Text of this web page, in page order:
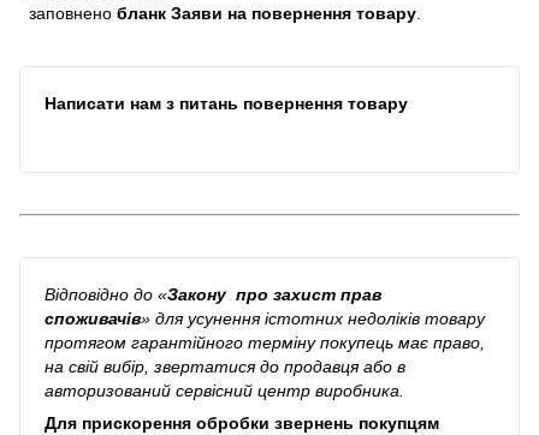
заповнено бланк Заяви на повернення товару
Написати нам з питань повернення товару
Відповідно до «Закону про захист прав
споживачів» для усунення істотних недоліків товару
протягом гарантійного терміну покупець має право,
на свій вибір, звертатися до продавця або в
авторизований сервісний центр виробника.
Для прискорення обробки звернень покупцям